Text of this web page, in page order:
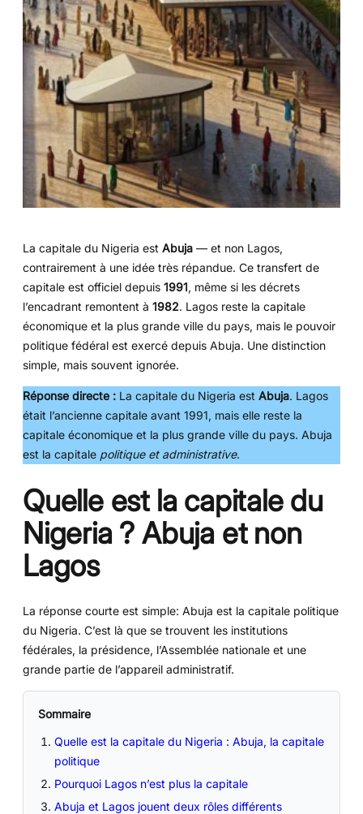
La capitale du Nigeria est Abuja — et non Lagos,
contrairement à une idée très répandue. Ce transfert de
capitale est officiel depuis 1991, même si les décrets
l’encadrant remontent à 1982. Lagos reste la capitale
économique et la plus grande ville du pays, mais le pouvoir
politique fédéral est exercé depuis Abuja. Une distinction
simple, mais souvent ignorée.
Réponse directe : La capitale du Nigeria est Abuja. Lagos
était l’ancienne capitale avant 1991, mais elle reste la
capitale économique et la plus grande ville du pays. Abuja
est la capitale politique et administrative.
Quelle est la capitale du
Nigeria ? Abuja et non
Lagos
La réponse courte est simple: Abuja est la capitale politique
du Nigeria. C’est là que se trouvent les institutions
fédérales, la présidence, l’Assemblée nationale et une
grande partie de l’appareil administratif.
Sommaire
Quelle est la capitale du Nigeria : Abuja, la capitale
politique
Pourquoi Lagos n’est plus la capitale
Abuja et Lagos jouent deux rôles différents